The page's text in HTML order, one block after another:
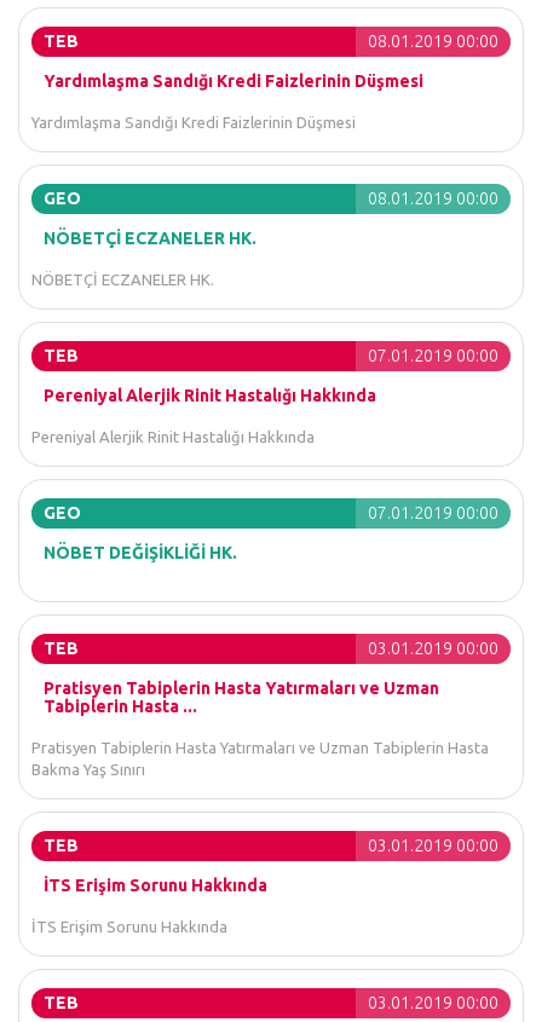
TEB 08.01.2019 00:00
Yardımlaşma Sandığı Kredi Faizlerinin Düşmesi
Yardımlaşma Sandığı Kredi Faizlerinin Düşmesi
GEO 08.01.2019 00:00
NÖBETÇİ ECZANELER HK.
NÖBETÇİ ECZANELER HK.
TEB 07.01.2019 00:00
Pereniyal Alerjik Rinit Hastalığı Hakkında
Pereniyal Alerjik Rinit Hastalığı Hakkında
GEO 07.01.2019 00:00
NÖBET DEĞİŞİKLİĞİ HK.
TEB 03.01.2019 00:00
Pratisyen Tabiplerin Hasta Yatırmaları ve Uzman
Tabiplerin Hasta ...
Pratisyen Tabiplerin Hasta Yatırmaları ve Uzman Tabiplerin Hasta
Bakma Yaş Sınırı
TEB 03.01.2019 00:00
İTS Erişim Sorunu Hakkında
İTS Erişim Sorunu Hakkında
TEB 03.01.2019 00:00